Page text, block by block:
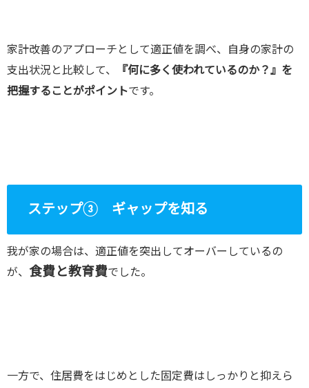
家計改善のアプローチとして適正値を調べ、自身の家計の
支出状況と比較して、
『何に多く使われているのか？』を
把握することがポイントです。
ステップ③ ギャップを知る
我が家の場合は、適正値を突出してオーバーしているの
が、 食費と教育費でした。
一方で、住居費をはじめとした固定費はしっかりと抑えら